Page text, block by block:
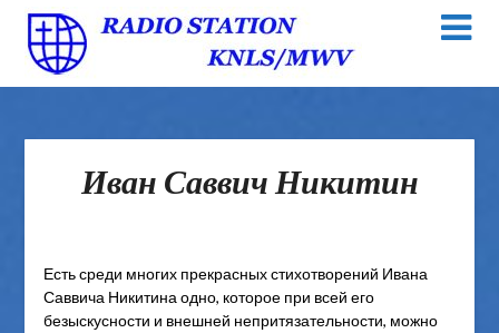
Иван Саввич Никитин
Есть среди многих прекрасных стихотворений Ивана
Саввича Никитина одно, которое при всей его
безыскусности и внешней непритязательности, можно